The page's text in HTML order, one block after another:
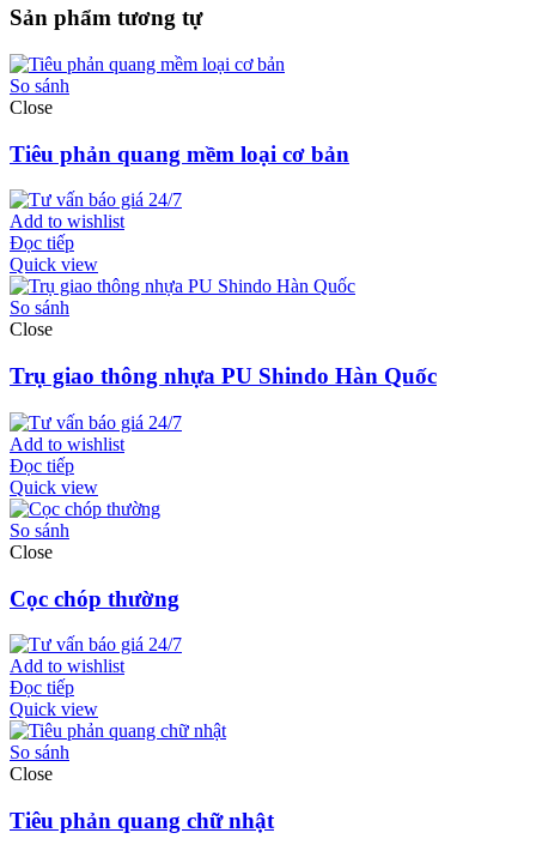
Sản phẩm tương tự
So sánh
Close
Tiêu phản quang mềm loại cơ bản
Add to wishlist
Đọc tiếp
Quick view
So sánh
Close
Trụ giao thông nhựa PU Shindo Hàn Quốc
Add to wishlist
Đọc tiếp
Quick view
So sánh
Close
Cọc chóp thường
Add to wishlist
Đọc tiếp
Quick view
So sánh
Close
Tiêu phản quang chữ nhật